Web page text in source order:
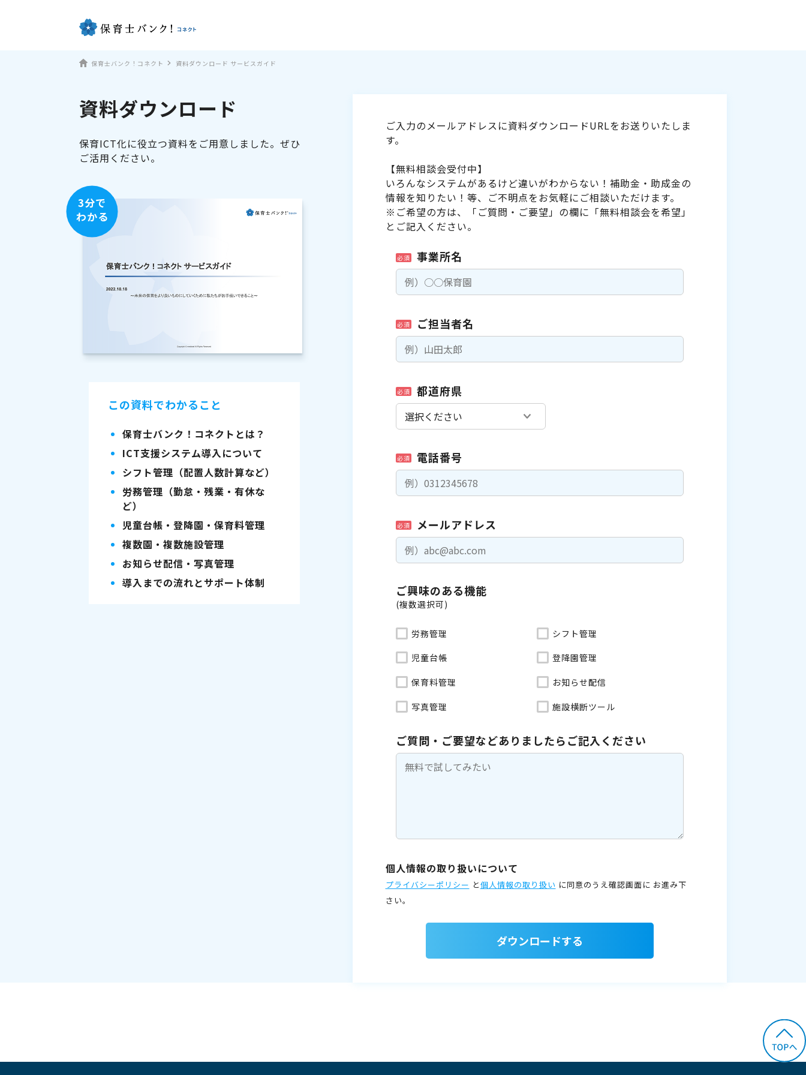
保育士バンク！コネクト 資料ダウンロード サービスガイド
資料ダウンロード
保育ICT化に役立つ資料をご用意しました。ぜひ
ご活用ください。
3分で
わかる
この資料でわかること
保育士バンク！コネクトとは？
ICT支援システム導入について
シフト管理（配置人数計算など）
労務管理（勤怠・残業・有休な
ど）
児童台帳・登降園・保育料管理
複数園・複数施設管理
お知らせ配信・写真管理
導入までの流れとサポート体制
ご入力のメールアドレスに資料ダウンロードURLをお送りいたしま
す。
【無料相談会受付中】
いろんなシステムがあるけど違いがわからない！補助金・助成金の
情報を知りたい！等、ご不明点をお気軽にご相談いただけます。
※ご希望の方は、「ご質問・ご要望」の欄に「無料相談会を希望」
とご記入ください。
必須 事業所名
必須 ご担当者名
必須 都道府県
必須 電話番号
必須 メールアドレス
ご興味のある機能
(複数選択可)
労務管理 シフト管理
児童台帳 登降園管理
保育料管理 お知らせ配信
写真管理 施設横断ツール
ご質問・ご要望などありましたらご記入ください
個人情報の取り扱いについて
プライバシーポリシー と個人情報の取り扱い に同意のうえ確認画面に お進み下
さい。
ダウンロードする